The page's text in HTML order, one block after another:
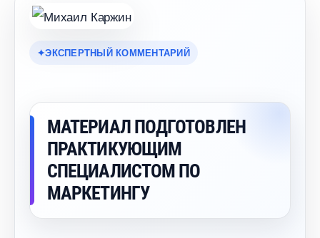
ЭКСПЕРТНЫЙ КОММЕНТАРИЙ
МАТЕРИАЛ ПОДГОТОВЛЕН
ПРАКТИКУЮЩИМ
СПЕЦИАЛИСТОМ ПО
МАРКЕТИНГУ